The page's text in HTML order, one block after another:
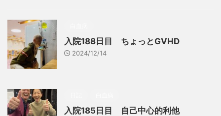
入院188日目 ちょっとGVHD
2024/12/14
入院185日目 自己中心的利他